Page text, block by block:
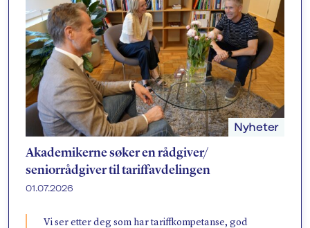
Nyheter
Akademikerne søker en rådgiver/​
seniorrådgiver til tariffavdelingen
01.07.2026
Vi ser etter deg som har tariffkompetanse, god